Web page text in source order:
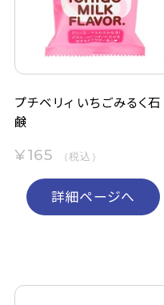
プチベリィ いちごみるく石
鹸
¥165 （税込）
詳細ページへ